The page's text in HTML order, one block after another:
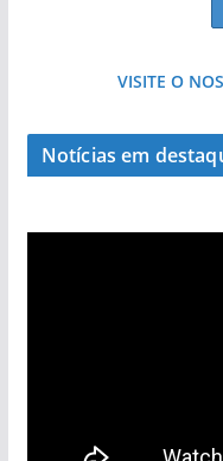
VISITE O
Notícias em
Foto do dia: uma
entre redes e